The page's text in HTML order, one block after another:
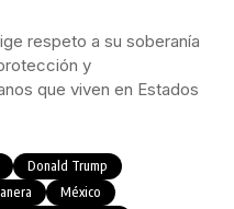
respeto a su soberanía
y
que viven en Estados
Donald Trump
México